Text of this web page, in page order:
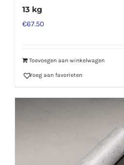
13 kg
€67.50
Toevoegen aan winkelwagen
Voeg aan favorieten